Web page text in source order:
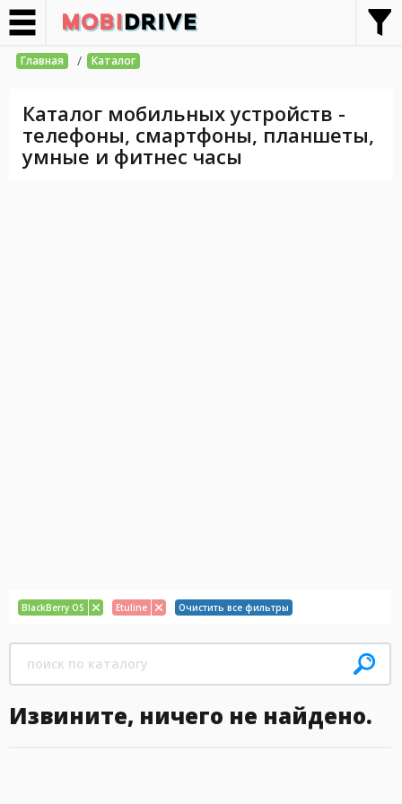
Главная / Каталог
Каталог мобильных устройств -
телефоны, смартфоны, планшеты,
умные и фитнес часы
BlackBerry OS Etuline Очистить все фильтры
Извините, ничего не найдено.